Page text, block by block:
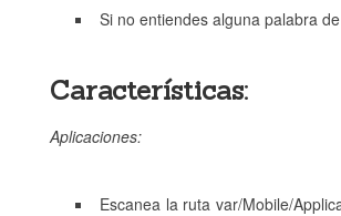
Si no entiendes alguna palabra
Características:
Aplicaciones:
Escanea la ruta var/Mobile/